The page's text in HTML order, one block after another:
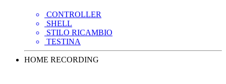
CONTROLLER
SHELL
STILO RICAMBIO
TESTINA
HOME RECORDING